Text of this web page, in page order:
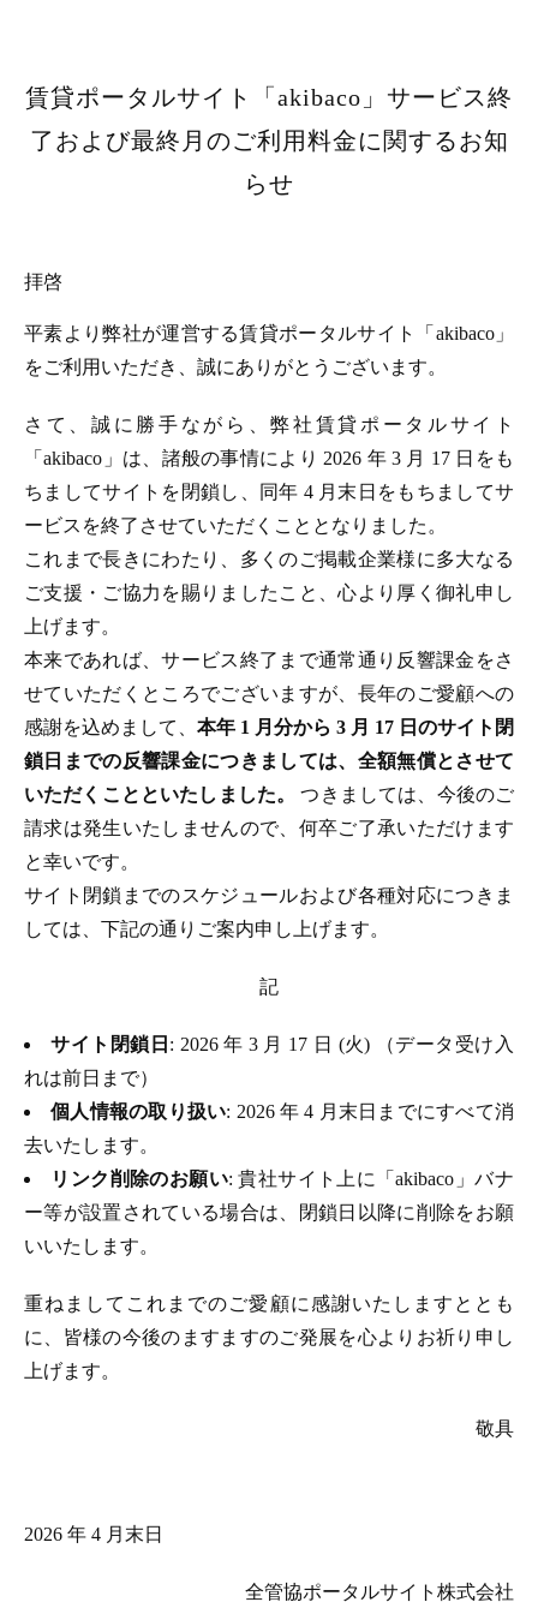
賃貸ポータルサイト「akibaco」サービス終
了および最終月のご利用料金に関するお知
らせ
拝啓
平素より弊社が運営する賃貸ポータルサイト「akibaco」
をご利用いただき、誠にありがとうございます。
さて、誠に勝手ながら、弊社賃貸ポータルサイト
「akibaco」は、諸般の事情により 2026 年 3 月 17 日をも
ちましてサイトを閉鎖し、同年 4 月末日をもちましてサ
ービスを終了させていただくこととなりました。
これまで長きにわたり、多くのご掲載企業様に多大なる
ご支援・ご協力を賜りましたこと、心より厚く御礼申し
上げます。
本来であれば、サービス終了まで通常通り反響課金をさ
せていただくところでございますが、長年のご愛顧への
感謝を込めまして、 本年 1 月分から 3 月 17 日のサイト閉
鎖日までの反響課金につきましては、全額無償とさせて
いただくことといたしました。つきましては、今後のご
請求は発生いたしませんので、何卒ご了承いただけます
と幸いです。
サイト閉鎖までのスケジュールおよび各種対応につきま
しては、下記の通りご案内申し上げます。
記
サイト閉鎖日 : 2026 年 3 月 17 日 (火) （データ受け入
れは前日まで）
個人情報の取り扱い: 2026 年 4 月末日までにすべて消
去いたします。
リンク削除のお願い: 貴社サイト上に「akibaco」バナ
ー等が設置されている場合は、閉鎖日以降に削除をお願
いいたします。
重ねましてこれまでのご愛顧に感謝いたしますととも
に、皆様の今後のますますのご発展を心よりお祈り申し
上げます。
敬具
2026 年 4 月末日
全管協ポータルサイト株式会社